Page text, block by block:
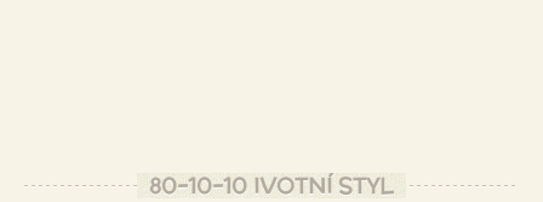
80-10-10 IVOTNÍ STYL